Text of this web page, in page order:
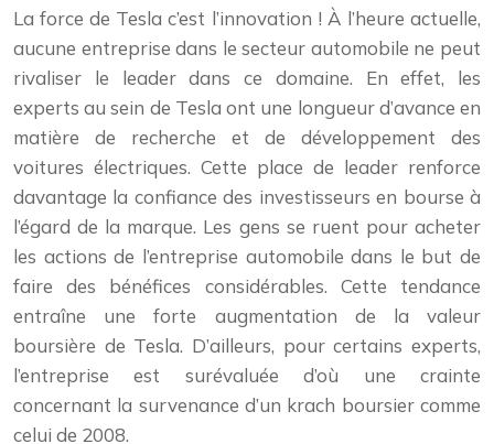
La force de Tesla c’est l’innovation ! À l’heure actuelle,
aucune entreprise dans le secteur automobile ne peut
rivaliser le leader dans ce domaine. En effet, les
experts au sein de Tesla ont une longueur d’avance en
matière de recherche et de développement des
voitures électriques. Cette place de leader renforce
davantage la confiance des investisseurs en bourse à
l’égard de la marque. Les gens se ruent pour acheter
les actions de l’entreprise automobile dans le but de
faire des bénéfices considérables. Cette tendance
entraîne une forte augmentation de la valeur
boursière de Tesla. D’ailleurs, pour certains experts,
l’entreprise est surévaluée d’où une crainte
concernant la survenance d’un krach boursier comme
celui de 2008.